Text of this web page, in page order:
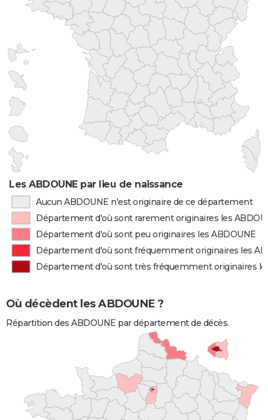
Les ABDOUNE par lieu de naissance
Aucun ABDOUNE n'est originaire de ce département
Département d'où sont rarement originaires les
Département d'où sont peu originaires les ABDOUNE
Département d'où sont fréquemment originaires les
Département d'où sont très fréquemment originaires
Où décèdent les ABDOUNE ?
Répartition des ABDOUNE par département de décès.